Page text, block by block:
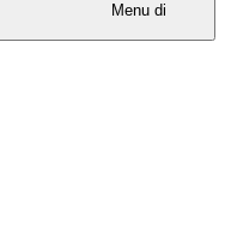
Menu di